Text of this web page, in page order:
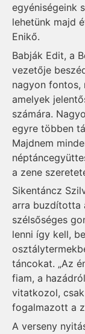
egyéniségeink
lehetünk majd
Enikő.
Babják Edit, a
vezetője
nagyon
amelyek
számára.
egyre többen
Majdnem
a zene
Sikentáncz
arra buzdította
szélsőséges
lenni így kell,
táncokat. „Az
fiam, a
vitatkozol,
fogalmazott a
A verseny